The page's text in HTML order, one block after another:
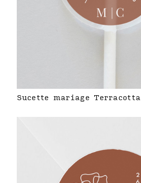
Sucette mariage Terracotta